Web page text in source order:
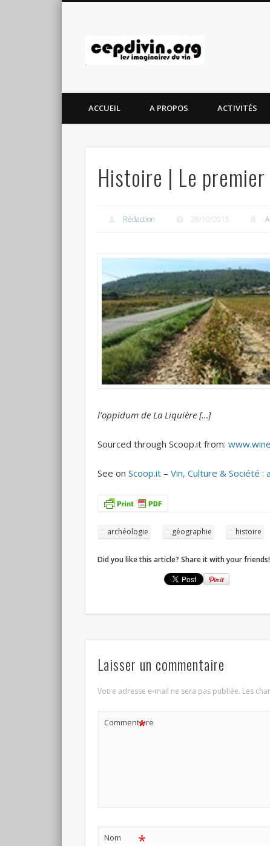
ACCUEIL A PROPOS ACTIVITÉS
Histoire | Le
Rédaction 28/10/2015
l’oppidum de La Liquière […]
Sourced through Scoop.it from:
See on Scoop.it– Vin, Culture & Société
archéologie géographie histoire
Did you like this article? Share it with your friends!
Laisser un commentaire
Votre adresse e-mail ne sera pas publiée. Les
Commentaire
*
Nom *